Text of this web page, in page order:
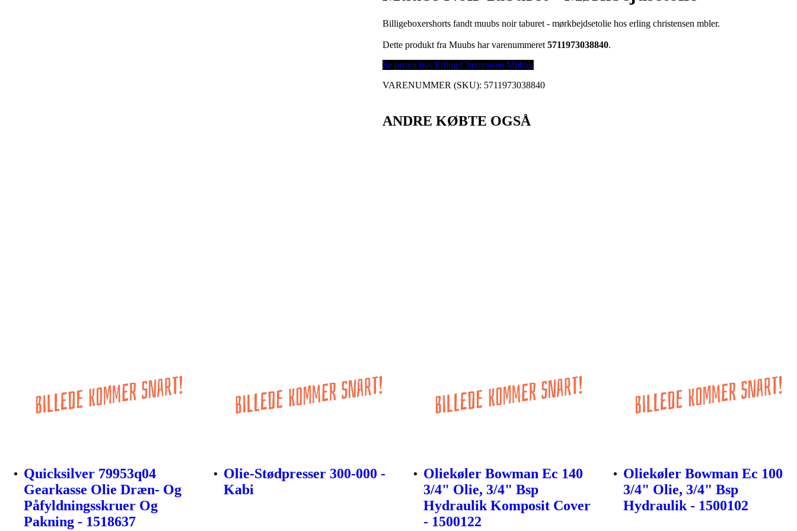
Billigeboxershorts fandt muubs noir taburet - mørkbejdsetolie hos erling christensen mbler.
Dette produkt fra Muubs har varenummeret5711973038840.
Se prisen hos Erling Christensen Møbler
VARENUMMER (SKU): 5711973038840
ANDRE KØBTE OGSÅ
Quicksilver 79953q04
Gearkasse Olie Dræn- Og
Påfyldningsskruer Og
Pakning - 1518637
Olie-Stødpresser 300-000 -
Kabi
Oliekøler Bowman Ec 140
3/4" Olie, 3/4" Bsp
Hydraulik Komposit Cover
- 1500122
Oliekøler Bowman Ec 100
3/4" Olie, 3/4" Bsp
Hydraulik - 1500102